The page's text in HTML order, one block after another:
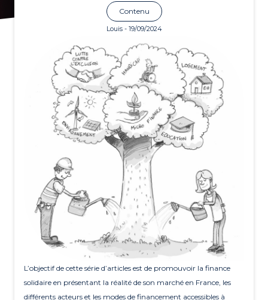
Contenu
Louis - 19/09/2024
L’objectif de cette série d’articles est de promouvoir la finance
solidaire en présentant la réalité de son marché en France, les
différents acteurs et les modes de financement accessibles à